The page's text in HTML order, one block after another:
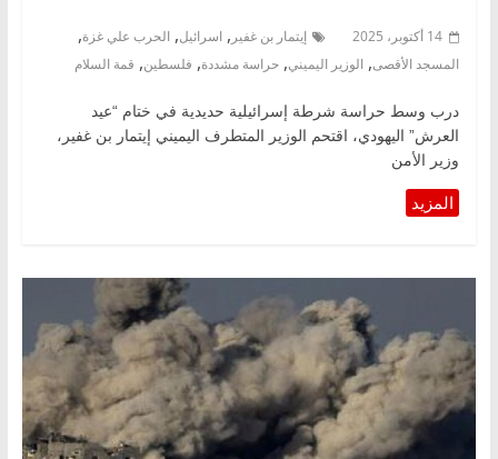
14 أكتوبر، 2025 إيتمار بن غفير , اسرائيل, الحرب علي غزة,
المسجد الأقصى, الوزير اليميني, حراسة مشددة, فلسطين, قمة السلام
درب وسط حراسة شرطة إسرائيلية حديدية في ختام “عيد
العرش” اليهودي، اقتحم الوزير المتطرف اليميني إيتمار بن غفير،
وزير الأمن